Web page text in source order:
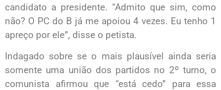
candidato a presidente. “Admito que sim, como
não? O PC do B já me apoiou 4 vezes. Eu tenho 1
apreço por ele”, disse o petista.
Indagado sobre se o mais plausível ainda seria
somente uma união dos partidos no 2º turno, o
comunista afirmou que “está cedo” para essa